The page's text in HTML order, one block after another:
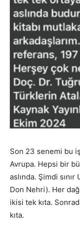
Son 23 senemi bu
Avrupa. Hepsi bir
aslında. Şimdi sınır
Don Nehri). Her
ikisi tek kıta.
kıta.